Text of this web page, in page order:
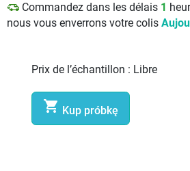
Commandez dans les délais 1
nous vous enverrons votre colis
Prix de l’échantillon : Libre
 Kup próbkę